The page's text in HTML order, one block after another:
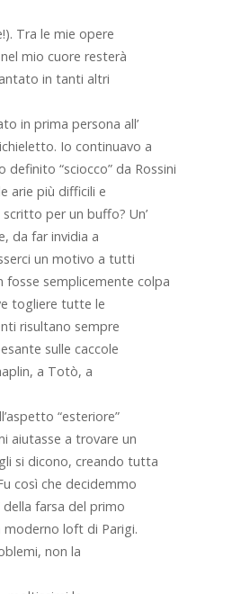
Tra le mie opere
mio cuore resterà
in tanti altri
in prima persona all’
Io continuavo a
“sciocco” da Rossini
arie più difficili e
per un buffo? Un’
da far invidia a
un motivo a tutti
fosse semplicemente colpa
togliere tutte le
risultano sempre
sulle caccole
a Totò, a
“esteriore”
aiutasse a trovare un
si dicono, creando tutta
così che decidemmo
della farsa del primo
moderno loft di Parigi.
non la